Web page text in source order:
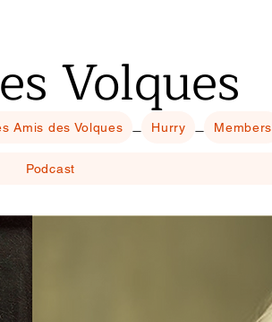
Volques
Amis des Volques Hurry Members
Podcast